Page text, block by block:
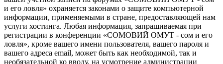
и его ловля» охраняется законами о защите компьютерной
информации, применяемыми в стране, предоставляющей нам
услуги хостинга. Любая информация, запрашиваемая при
регистрации в конференции «СОМОВИЙ ОМУТ - сом и его
ловля», кроме вашего имени пользователя, вашего пароля и
вашего адреса email, может быть как необходимой, так и
необязательной ко вводу, на усмотрение администрации